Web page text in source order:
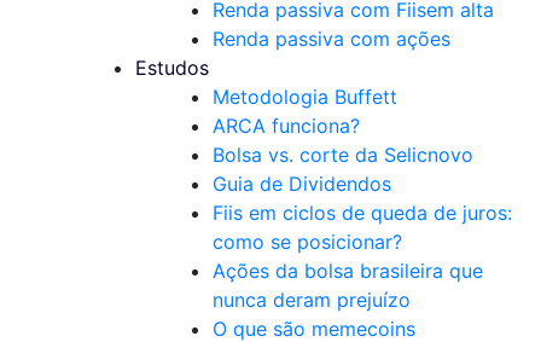
Renda passiva com Fiisem alta
Renda passiva com ações
Estudos
Metodologia Buffett
ARCA funciona?
Bolsa vs. corte da Selicnovo
Guia de Dividendos
Fiis em ciclos de queda de juros:
como se posicionar?
Ações da bolsa brasileira que
nunca deram prejuízo
O que são memecoins